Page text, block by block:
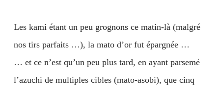
Les kami étant un peu grognons ce matin-là (malgré
nos tirs parfaits …), la mato d’or fut épargnée …
… et ce n’est qu’un peu plus tard, en ayant parsemé
l’azuchi de multiples cibles (mato-asobi), que cinq